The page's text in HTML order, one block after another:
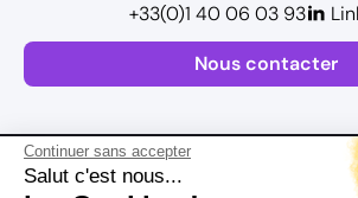
Continuer sans accepter
Salut c'est nous...
Nous contacter
+33(0)1 40 06 03 93